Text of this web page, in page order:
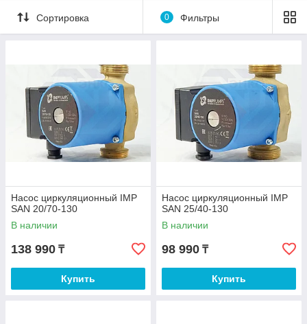
Сортировка 0 Фильтры
Насос циркуляционный IMP
SAN 20/70-130
В наличии
138 990 ₸
Купить
Насос циркуляционный IMP
SAN 25/40-130
В наличии
98 990 ₸
Купить